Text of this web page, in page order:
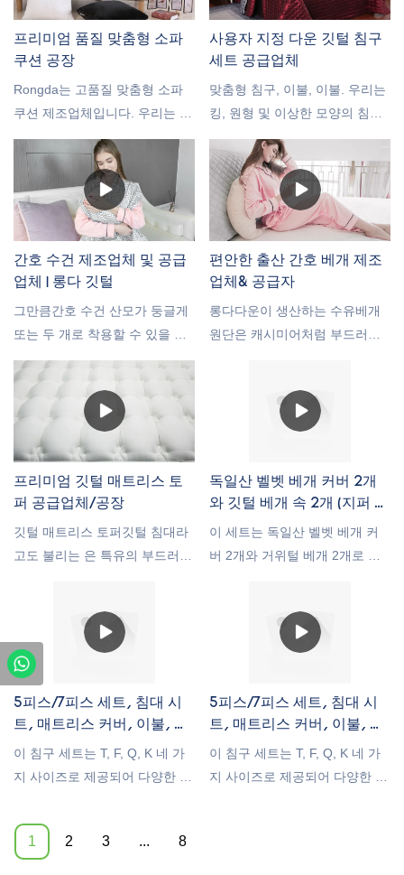
있는 담요가 좋은 선택입니다.
르고 압축하기가 더 쉽습니다.
그래서 베개 애호가들은 우리 회
사를 사랑합니다진짜 깃털 베개.
프리미엄 품질 맞춤형 소파
쿠션 공장
Rongda는 고품질 맞춤형 소파
쿠션 제조업체입니다. 우리는 당
신을 위해 편안한 소파 쿠션을
생산하고 맞춤화할 수 있습니다.
상담을 환영합니다
사용자 지정 다운 깃털 침구
세트 공급업체
맞춤형 침구, 이불, 이불. 우리는
킹, 원형 및 이상한 모양의 침대
를 포함한 모든 크기의 침구를
제공하고 직물, 색상, 패턴, 프린
트 및 크기 조합을 선택하여 리
넨과 액세서리에 개인적인 느낌
을 더합니다. 견적을 받으려면
전화나 이메일을 보내주십시오.
간호 수건 제조업체 및 공급
업체 | 롱다 깃털
그만큼간호 수건 산모가 둥글게
또는 두 개로 착용할 수 있을 만
큼 충분히 긴 다용도 모유 수유
스카프입니다. 신축성이 뛰어난
원단으로 제작된 당사의 수유 커
버 또는 유모차는 단 5초만에 착
용할 수 있습니다.
편안한 출산 간호 베개 제조
업체& 공급자
롱다다운이 생산하는 수유베개
원단은 캐시미어처럼 부드러운
양각 인쇄에 이르기까지 수십 가
지 패턴, 색상 및 질감이 있습니
프리미엄 깃털 매트리스 토
퍼 공급업체/공장
깃털 매트리스 토퍼깃털 침대라
고도 불리는 은 특유의 부드러움
면이나 식은땀으로 고생하시는
분들에게 좋습니다. 깃털 매트리
스 토퍼 구매에 관심이 있으신
분들을 위해 Rongda는 2023년
프리미엄 깃털 매트리스 토퍼 가
독일산 벨벳 베개 커버 2개
와 깃털 베개 속 2개 (지퍼 포
함, 세탁 가능)
이 세트는 독일산 벨벳 베개 커
버 2개와 거위털 베개 2개로 구
한 세트를 갖출 수 있습니다. 독
일산 벨벳 베개 커버는 100% 폴
럽고 매끄러우며 통기성이 뛰어
납니다. 지퍼가 있어 쉽게 열고
5피스/7피스 세트, 침대 시
트, 매트리스 커버, 이불, 베
개 커버 포함, 다크 그레이
색상
이 침구 세트는 T, F, Q, K 네 가
지 사이즈로 제공되어 다양한 침
구류를 한 번에 구매할 수 있습
니다. T 사이즈는 5피스 세트로,
5피스/7피스 세트, 침대 시
트, 매트리스 커버, 이불, 베
개 커버 포함, 진녹색
이 침구 세트는 T, F, Q, K 네 가
지 사이즈로 제공되어 다양한 침
1 2 3 ... 8